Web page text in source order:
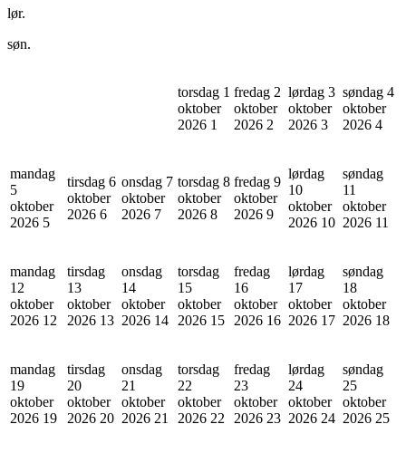
lør.
søn.
torsdag 1
oktober
2026 1
fredag 2
oktober
2026 2
lørdag 3
oktober
2026 3
søndag 4
oktober
2026 4
mandag
5
oktober
2026 5
tirsdag 6
oktober
2026 6
onsdag 7
oktober
2026 7
torsdag 8
oktober
2026 8
fredag 9
oktober
2026 9
lørdag
10
oktober
2026 10
søndag
11
oktober
2026 11
mandag
12
oktober
2026 12
tirsdag
13
oktober
2026 13
onsdag
14
oktober
2026 14
torsdag
15
oktober
2026 15
fredag
16
oktober
2026 16
lørdag
17
oktober
2026 17
søndag
18
oktober
2026 18
mandag
19
oktober
2026 19
tirsdag
20
oktober
2026 20
onsdag
21
oktober
2026 21
torsdag
22
oktober
2026 22
fredag
23
oktober
2026 23
lørdag
24
oktober
2026 24
søndag
25
oktober
2026 25